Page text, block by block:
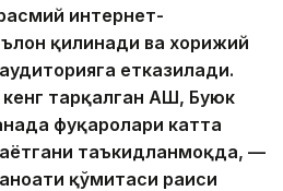
интернет-
қилинади ва хорижий
етказилади.
тарқалган АҚШ, Буюк
фуқаролари катта
таъкидланмоқда, —
қўмитаси раиси